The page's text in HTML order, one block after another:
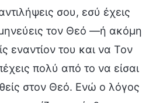
σου, εσύ έχεις
τον Θεό —ή ακόμη
εναντίον του και να Τον
πολύ από το να είσαι
στον Θεό. Ενώ ο λόγος